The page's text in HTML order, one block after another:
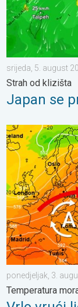
srijeda, 5. august
Strah od klizišta
Japan se
Vrlo vrući ljetni
ponedjeljak, 3.
Temperatura